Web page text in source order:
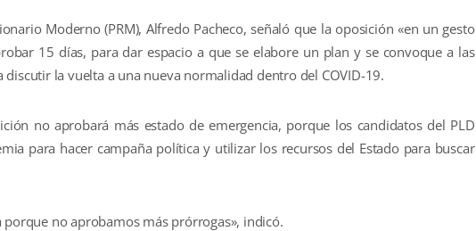
Moderno (PRM), Alfredo Pacheco, señaló que la oposición «en un gesto
15 días, para dar espacio a que se elabore un plan y se convoque a las
discutir la vuelta a una nueva normalidad dentro del COVID-19.
no aprobará más estado de emergencia, porque los candidatos del PLD
para hacer campaña política y utilizar los recursos del Estado para buscar
no aprobamos más prórrogas», indicó.